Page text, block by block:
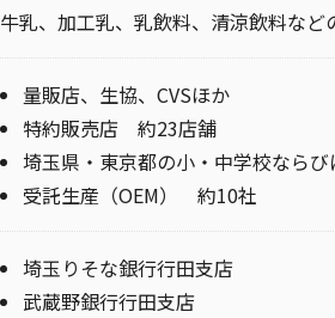
牛乳、加工乳、乳飲料、清涼飲料など
量販店、生協、CVSほか
特約販売店 約23店舗
埼玉県・東京都の小・中学校なら
受託生産（OEM） 約10社
埼玉りそな銀行行田支店
武蔵野銀行行田支店